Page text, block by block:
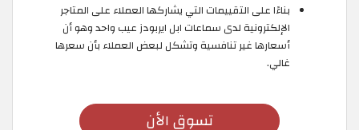
بناءًا على التقييمات التي يشاركها العملاء على المتاجر
الإلكترونية لدى سماعات ابل ايربودز عيب واحد وهو أن
أسعارها غير تنافسية وتشكل لبعض العملاء بأن سعرها
غالي.
تسوق الأن